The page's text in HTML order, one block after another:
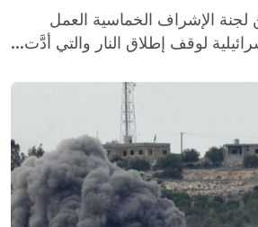
لوقف إطلاق النار والتي أدَّت...